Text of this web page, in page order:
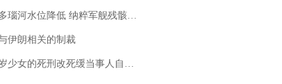
河水位降低 纳粹军舰残骸重见天日
伊朗相关的制裁
死缓当事人自述：出狱11年间始终刻意躲避被害人家属